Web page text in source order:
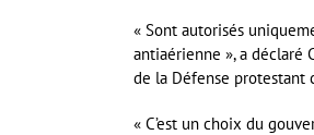
« Sont autorisés
antiaérienne », a déclaré
de la Défense protestant
« C’est un choix du